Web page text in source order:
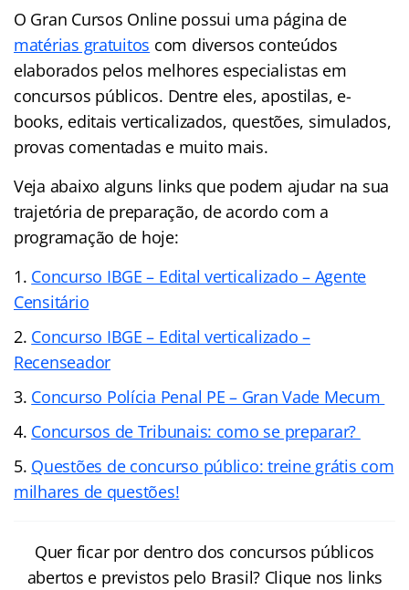
O Gran Cursos Online possui uma página de
matérias gratuitos com diversos conteúdos
elaborados pelos melhores especialistas em
concursos públicos. Dentre eles, apostilas, e-
books, editais verticalizados, questões, simulados,
provas comentadas e muito mais.
Veja abaixo alguns links que podem ajudar na sua
trajetória de preparação, de acordo com a
programação de hoje:
Concurso IBGE – Edital verticalizado – Agente
Censitário
Concurso IBGE – Edital verticalizado –
Recenseador
Concurso Polícia Penal PE – Gran Vade Mecum
Concursos de Tribunais: como se preparar?
Questões de concurso público: treine grátis com
milhares de questões!
Quer ficar por dentro dos concursos públicos
abertos e previstos pelo Brasil? Clique nos links